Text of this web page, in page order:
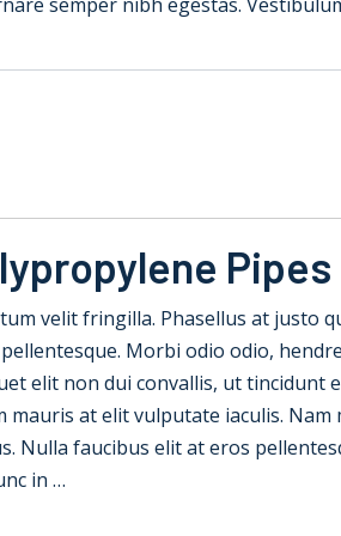
Pipes
velit fringilla. Phasellus at justo
Morbi odio odio,
elit non dui convallis, ut tincidunt
mauris at elit vulputate iaculis.
Nulla faucibus elit at eros
in …